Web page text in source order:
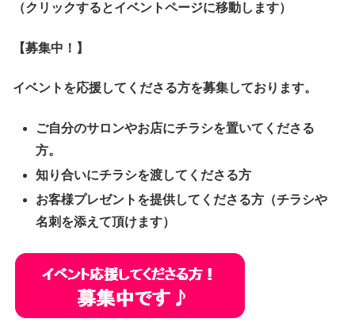
（クリックするとイベントページに移動します）
【募集中！】
イベントを応援してくださる方を募集しております。
ご自分のサロンやお店にチラシを置いてくださる
方。
知り合いにチラシを渡してくださる方
お客様プレゼントを提供してくださる方（チラシや
名刺を添えて頂けます）